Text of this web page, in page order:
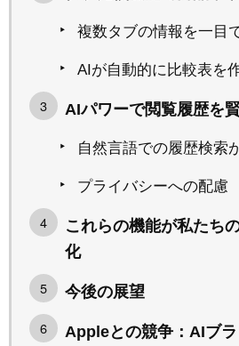
複数タブの情報を一目
AIが自動的に比較表を
AIパワーで閲覧履歴を
自然言語での履歴検索
プライバシーへの配慮
これらの機能が私たち
化
今後の展望
Appleとの競争：AIブ